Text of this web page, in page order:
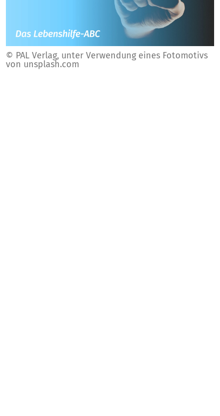
© PAL Verlag, unter Verwendung eines Fotomotivs
von unsplash.com